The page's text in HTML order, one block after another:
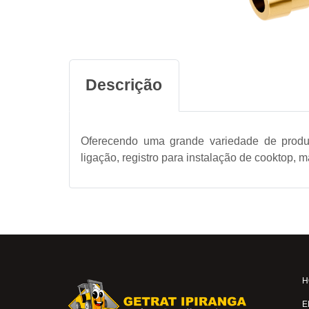
Descrição
Oferecendo uma grande variedade de
ligação, registro para instalação de cooktop,